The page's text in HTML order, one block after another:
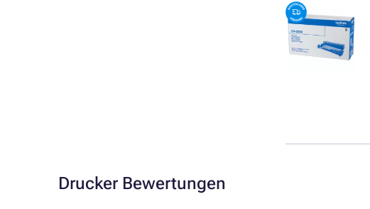
Drucker Bewertungen